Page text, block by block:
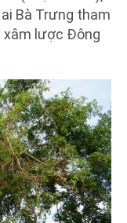
Bà Trưng tham
xâm lược Đông